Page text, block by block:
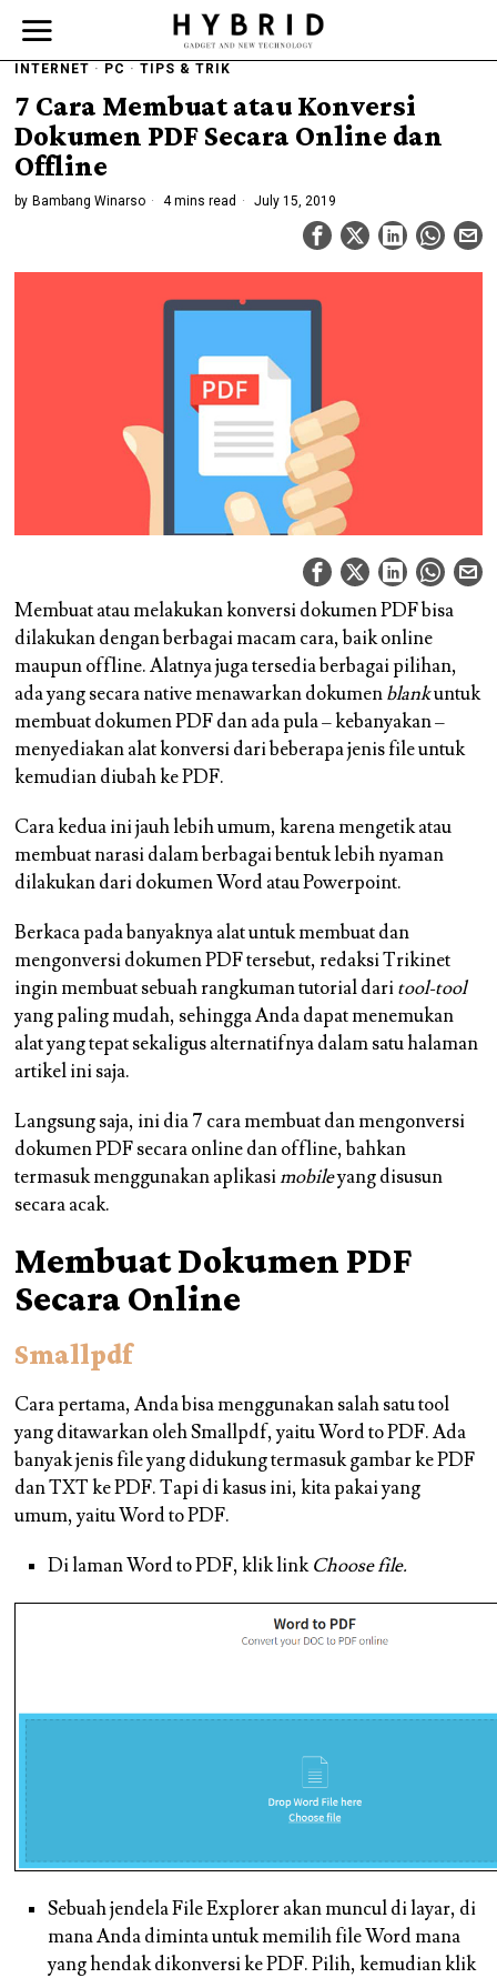
INTERNET · PC · TIPS & TRIK
7 Cara Membuat atau Konversi
Dokumen PDF Secara Online dan
Offline
by Bambang Winarso 4 mins read July 15, 2019
Membuat atau melakukan konversi dokumen PDF bisa
dilakukan dengan berbagai macam cara, baik online
maupun offline. Alatnya juga tersedia berbagai pilihan,
ada yang secara native menawarkan dokumenblankuntuk
membuat dokumen PDF dan ada pula – kebanyakan –
menyediakan alat konversi dari beberapa jenis file untuk
kemudian diubah ke PDF.
Cara kedua ini jauh lebih umum, karena mengetik atau
membuat narasi dalam berbagai bentuk lebih nyaman
dilakukan dari dokumen Word atau Powerpoint.
Berkaca pada banyaknya alat untuk membuat dan
mengonversi dokumen PDF tersebut, redaksi Trikinet
ingin membuat sebuah rangkuman tutorial daritool-tool
yang paling mudah, sehingga Anda dapat menemukan
alat yang tepat sekaligus alternatifnya dalam satu halaman
artikel ini saja.
Langsung saja, ini dia 7 cara membuat dan mengonversi
dokumen PDF secara online dan offline, bahkan
termasuk menggunakan aplikasimobileyang disusun
secara acak.
Membuat Dokumen PDF
Secara Online
Smallpdf
Cara pertama, Anda bisa menggunakan salah satu tool
yang ditawarkan oleh Smallpdf, yaitu Word to PDF. Ada
banyak jenis file yang didukung termasuk gambar ke PDF
dan TXT ke PDF. Tapi di kasus ini, kita pakai yang
umum, yaitu Word to PDF.
Di laman Word to PDF, klik linkChoose file.
Sebuah jendela File Explorer akan muncul di layar, di
mana Anda diminta untuk memilih file Word mana
yang hendak dikonversi ke PDF. Pilih, kemudian klik